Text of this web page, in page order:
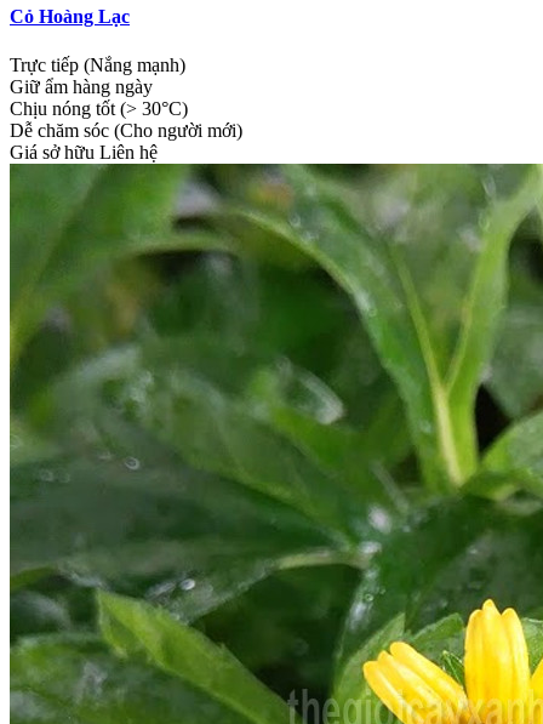
Cỏ Hoàng Lạc
Trực tiếp (Nắng mạnh)
Giữ ẩm hàng ngày
Chịu nóng tốt (> 30°C)
Dễ chăm sóc (Cho người mới)
Giá sở hữu Liên hệ